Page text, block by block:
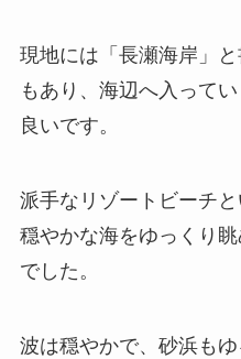
現地には「長瀬海岸」
もあり、海辺へ入って
良いです。
派手なリゾートビーチ
穏やかな海をゆっくり
でした。
波は穏やかで、砂浜も